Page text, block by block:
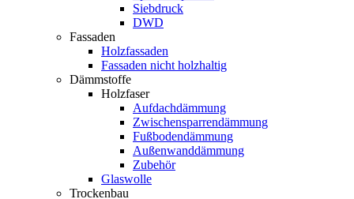
Siebdruck
DWD
Fassaden
Holzfassaden
Fassaden nicht holzhaltig
Dämmstoffe
Holzfaser
Aufdachdämmung
Zwischensparrendämmung
Fußbodendämmung
Außenwanddämmung
Zubehör
Glaswolle
Trockenbau